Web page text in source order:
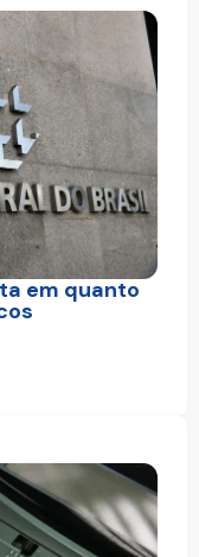
em quanto